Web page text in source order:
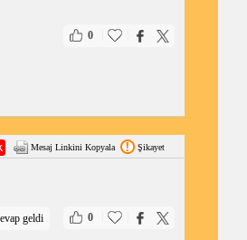
0
Mesaj Linkini Kopyala Şikayet
0
geldi